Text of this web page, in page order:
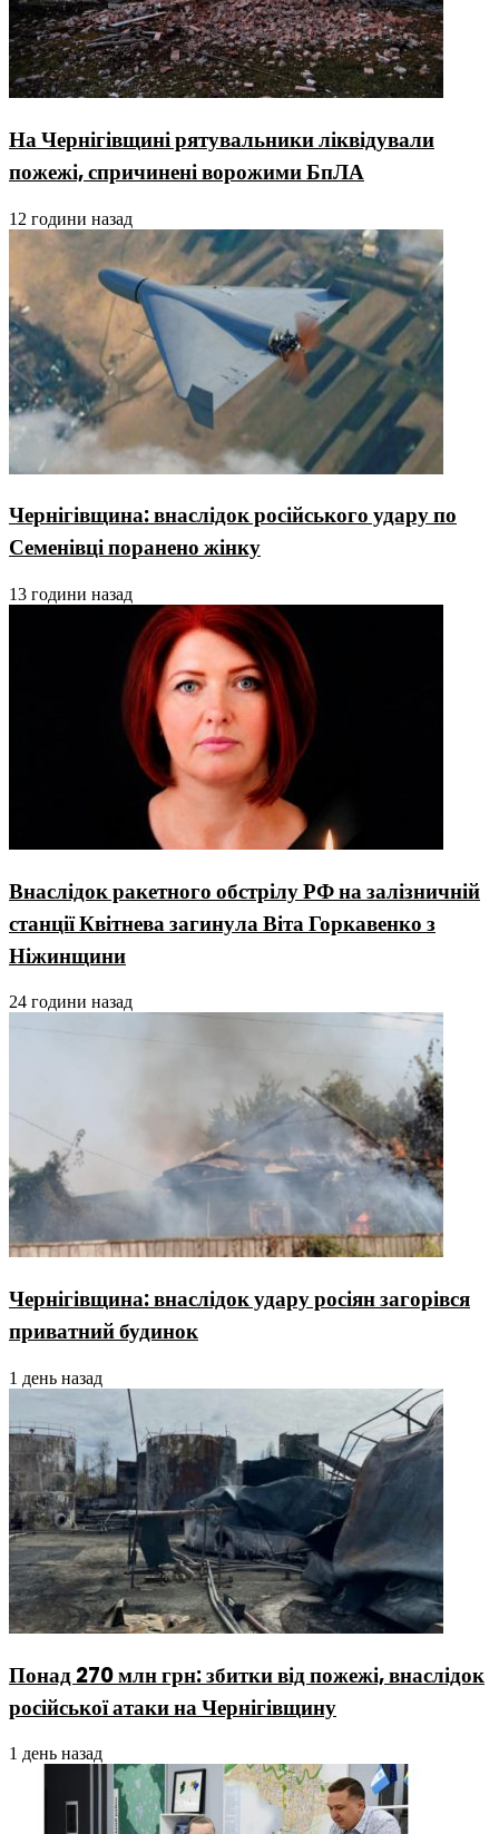
На Чернігівщині рятувальники ліквідували
пожежі, спричинені ворожими БпЛА
12 години назад
Чернігівщина: внаслідок російського удару по
Семенівці поранено жінку
13 години назад
Внаслідок ракетного обстрілу РФ на залізничній
станції Квітнева загинула Віта Горкавенко з
Ніжинщини
24 години назад
Чернігівщина: внаслідок удару росіян загорівся
приватний будинок
1 день назад
Понад 270 млн грн: збитки від пожежі, внаслідок
російської атаки на Чернігівщину
1 день назад